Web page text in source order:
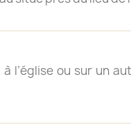
l’église ou sur un